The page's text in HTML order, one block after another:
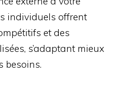
individuels offrent
et des
s’adaptant mieux
besoins.